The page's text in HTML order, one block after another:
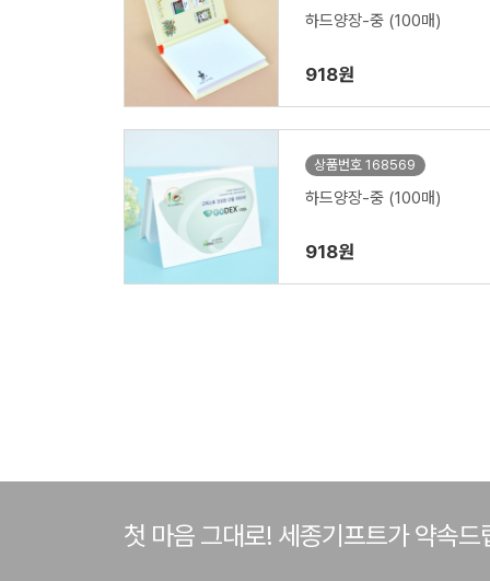
하드양장-중 (100매)
918원
상품번호 168569
하드양장-중 (100매)
918원
첫 마음 그대로! 세종기프트가 약속드